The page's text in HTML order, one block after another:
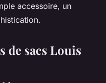
accessoire, un
de sacs Louis